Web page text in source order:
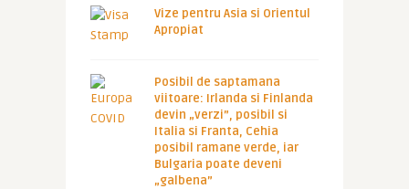
Vize pentru Asia si Orientul
Apropiat
Posibil de saptamana
viitoare: Irlanda si Finlanda
devin „verzi”, posibil si
Italia si Franta, Cehia
posibil ramane verde, iar
Bulgaria poate deveni
„galbena”